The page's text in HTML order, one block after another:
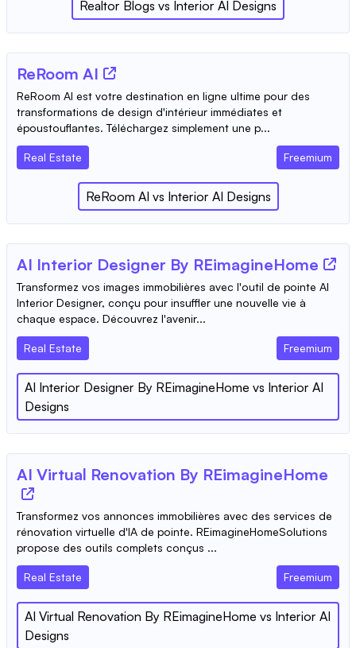
Realtor Blogs vs Interior AI Designs
ReRoom AI
ReRoom AI est votre destination en ligne ultime pour des
transformations de design d'intérieur immédiates et
époustouflantes. Téléchargez simplement une p...
Real Estate Freemium
ReRoom AI vs Interior AI Designs
AI Interior Designer By REimagineHome
Transformez vos images immobilières avec l'outil de pointe AI
Interior Designer, conçu pour insuffler une nouvelle vie à
chaque espace. Découvrez l'avenir...
Real Estate Freemium
AI Interior Designer By REimagineHome vs Interior AI
Designs
AI Virtual Renovation By REimagineHome
Transformez vos annonces immobilières avec des services de
rénovation virtuelle d'IA de pointe. REimagineHomeSolutions
propose des outils complets conçus ...
Real Estate Freemium
AI Virtual Renovation By REimagineHome vs Interior AI
Designs